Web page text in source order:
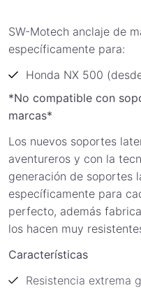
SW-Motech anclaje de
específicamente para:
Honda NX 500
*No compatible con
marcas*
Los nuevos soportes
aventureros y con la
generación de soportes
específicamente para
perfecto, además
los hacen muy
Características
Resistencia extrema